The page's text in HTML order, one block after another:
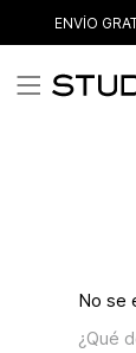
ENVÍO
No se
¿Qué